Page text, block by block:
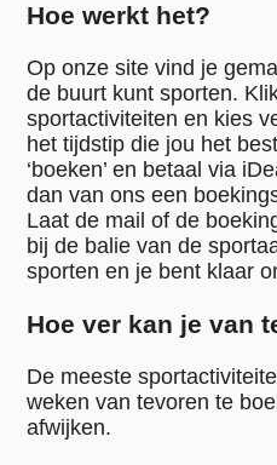
Hoe werkt het?
Op onze site vind je
de buurt kunt sporten.
sportactiviteiten en kies
het tijdstip die jou het
‘boeken’ en betaal via
dan van ons een
Laat de mail of de
bij de balie van de
sporten en je bent klaar
Hoe ver kan je van
De meeste
weken van tevoren te
afwijken.